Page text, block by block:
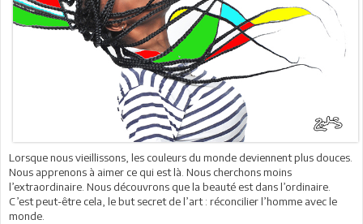
Lorsque nous vieillissons, les couleurs du monde deviennent plus douces.
Nous apprenons à aimer ce qui est là. Nous cherchons moins
l’extraordinaire. Nous découvrons que la beauté est dans l’ordinaire.
C’est peut-être cela, le but secret de l’art : réconcilier l’homme avec le
monde.